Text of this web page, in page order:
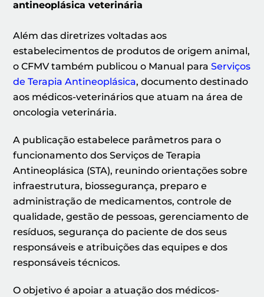
antineoplásica veterinária
Além das diretrizes voltadas aos
estabelecimentos de produtos de origem animal,
o CFMV também publicou o Manual paraServiços
de Terapia Antineoplásica, documento destinado
aos médicos-veterinários que atuam na área de
oncologia veterinária.
A publicação estabelece parâmetros para o
funcionamento dos Serviços de Terapia
Antineoplásica (STA), reunindo orientações sobre
infraestrutura, biossegurança, preparo e
administração de medicamentos, controle de
qualidade, gestão de pessoas, gerenciamento de
resíduos, segurança do paciente de dos seus
responsáveis e atribuições das equipes e dos
responsáveis técnicos.
O objetivo é apoiar a atuação dos médicos-